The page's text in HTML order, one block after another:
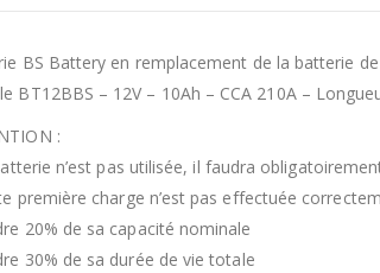
BS Battery en remplacement de la batterie
BT12BBS – 12V – 10Ah – CCA 210A –
:
n’est pas utilisée, il faudra
première charge n’est pas effectuée
20% de sa capacité nominale
30% de sa durée de vie totale